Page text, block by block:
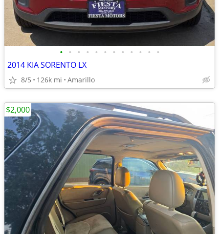
• • • • • • • • • • • •
2014 KIA SORENTO LX
8/5 126k mi Amarillo
$2,000